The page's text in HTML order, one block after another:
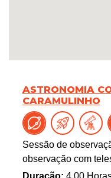
ASTRONOMIA
CARAMULINHO
Sessão de
observação com
Duração: 4.00